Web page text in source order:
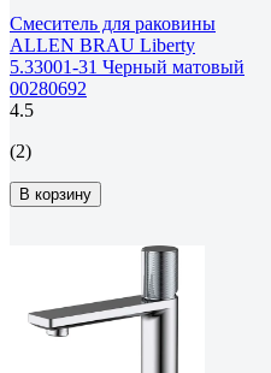
Смеситель для раковины
ALLEN BRAU Liberty
5.33001-31 Черный матовый
00280692
4.5
(2)
В корзину